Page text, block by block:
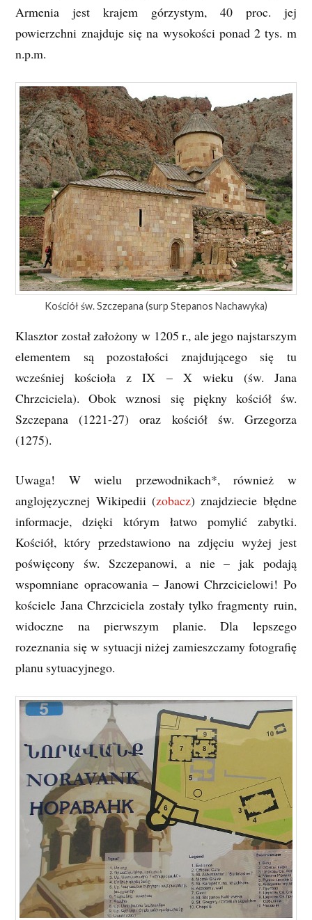
Armenia jest krajem górzystym, 40 proc. jej
powierzchni znajduje się na wysokości ponad 2 tys. m
n.p.m.
Kościół św. Szczepana (surp Stepanos Nachawyka)
Klasztor został założony w 1205 r., ale jego najstarszym
elementem są pozostałości znajdującego się tu
wcześniej kościoła z IX – X wieku (św. Jana
Chrzciciela). Obok wznosi się piękny kościół św.
Szczepana (1221-27) oraz kościół św. Grzegorza
(1275).
Uwaga! W wielu przewodnikach*, również w
anglojęzycznej Wikipedii (zobacz) znajdziecie błędne
informacje, dzięki którym łatwo pomylić zabytki.
Kościół, który przedstawiono na zdjęciu wyżej jest
poświęcony św. Szczepanowi, a nie – jak podają
wspomniane opracowania – Janowi Chrzcicielowi! Po
kościele Jana Chrzciciela zostały tylko fragmenty ruin,
widoczne na pierwszym planie. Dla lepszego
rozeznania się w sytuacji niżej zamieszczamy fotografię
planu sytuacyjnego.